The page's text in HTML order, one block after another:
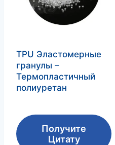
TPU Эластомерные
гранулы –
Термопластичный
полиуретан
Получите
Цитату